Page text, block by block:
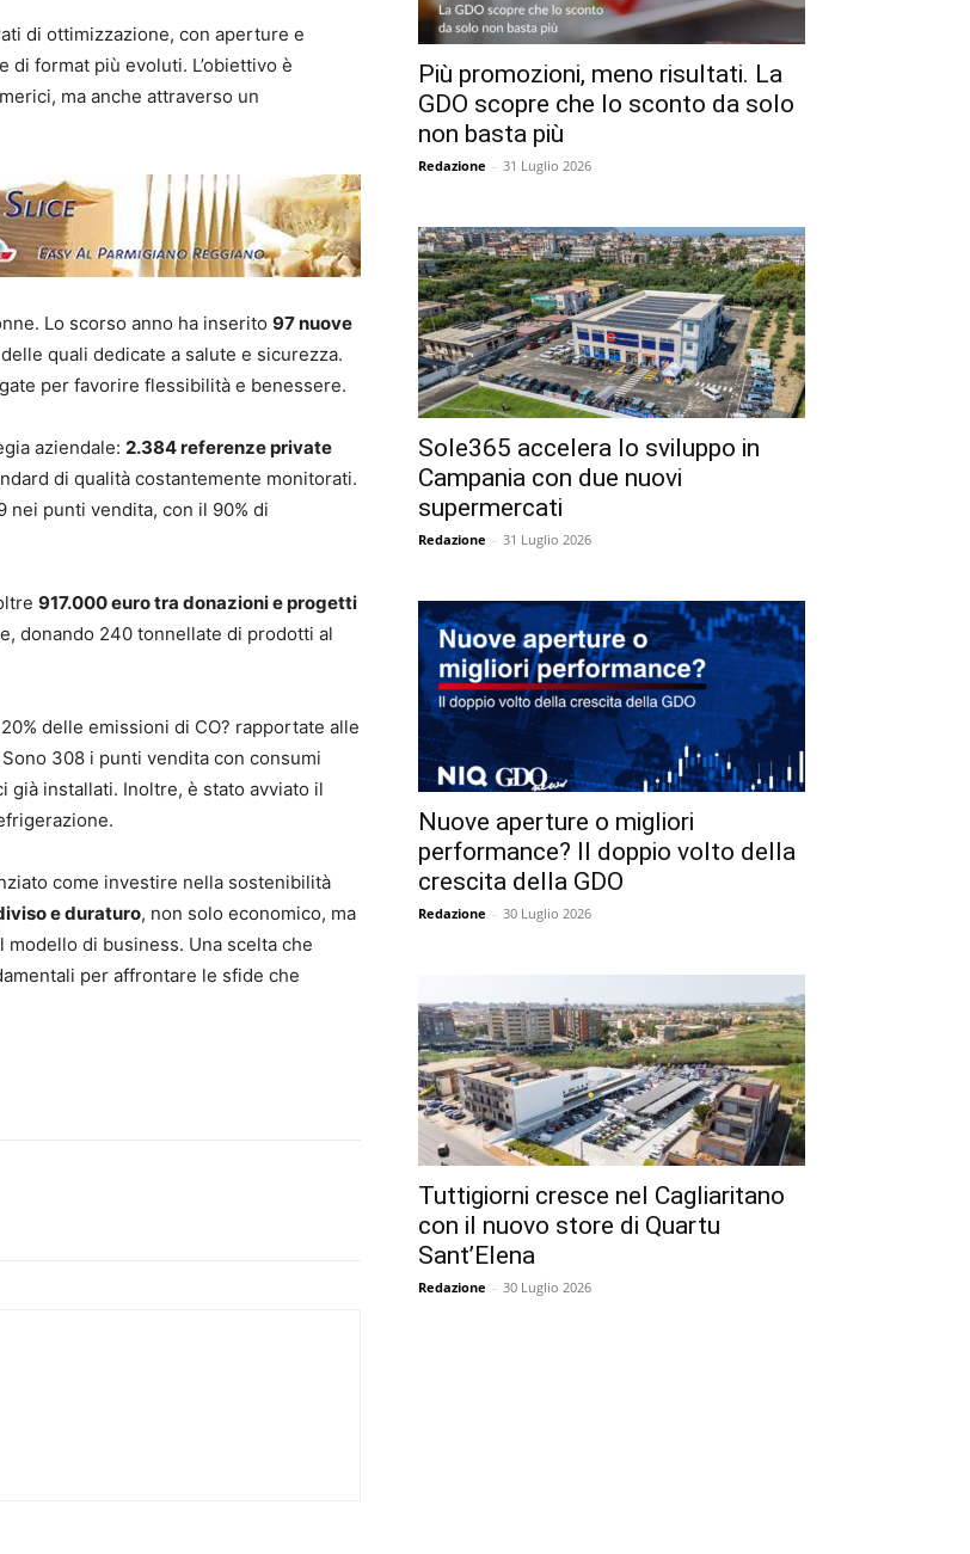
di ottimizzazione, con aperture e
di format più evoluti. L’obiettivo è
ma anche attraverso un
Lo scorso anno ha inserito 97 nuove
quali dedicate a salute e sicurezza.
per favorire flessibilità e benessere.
aziendale: 2.384 referenze private
di qualità costantemente monitorati.
nei punti vendita, con il 90% di
917.000 euro tra donazioni e progetti
donando 240 tonnellate di prodotti al
delle emissioni di CO? rapportate alle
308 i punti vendita con consumi
già installati. Inoltre, è stato avviato il
come investire nella sostenibilità
e duraturo, non solo economico, ma
di business. Una scelta che
per affrontare le sfide che
Più promozioni, meno risultati. La
GDO scopre che lo sconto da solo
non basta più
Redazione - 31 Luglio 2026
Sole365 accelera lo sviluppo in
Campania con due nuovi
supermercati
Redazione - 31 Luglio 2026
Nuove aperture o migliori
performance? Il doppio volto della
crescita della GDO
Redazione - 30 Luglio 2026
Tuttigiorni cresce nel Cagliaritano
con il nuovo store di Quartu
Sant’Elena
Redazione - 30 Luglio 2026